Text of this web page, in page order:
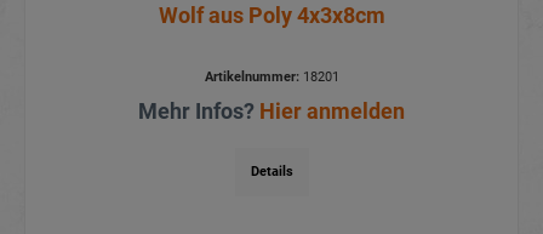
Wolf aus Poly 4x3x8cm
Artikelnummer:18201
Mehr Infos? Hier anmelden
Details